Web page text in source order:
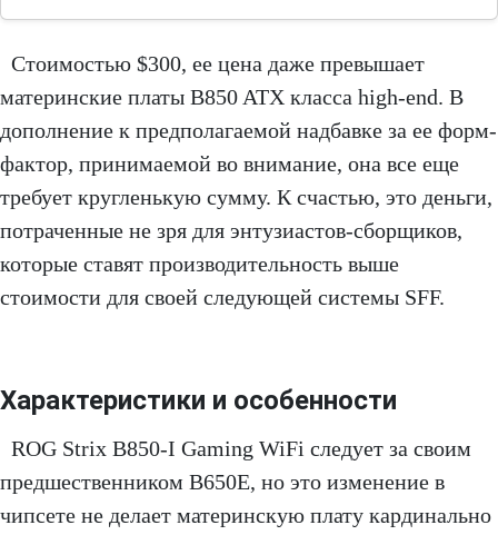
Стоимостью $300, ее цена даже превышает
материнские платы B850 ATX класса high-end. В
дополнение к предполагаемой надбавке за ее форм-
фактор, принимаемой во внимание, она все еще
требует кругленькую сумму. К счастью, это деньги,
потраченные не зря для энтузиастов-сборщиков,
которые ставят производительность выше
стоимости для своей следующей системы SFF.
Характеристики и особенности
ROG Strix B850-I Gaming WiFi следует за своим
предшественником B650E, но это изменение в
чипсете не делает материнскую плату кардинально